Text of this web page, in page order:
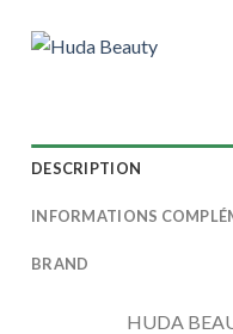
DESCRIPTION
INFORMATIONS
BRAND
HUDA